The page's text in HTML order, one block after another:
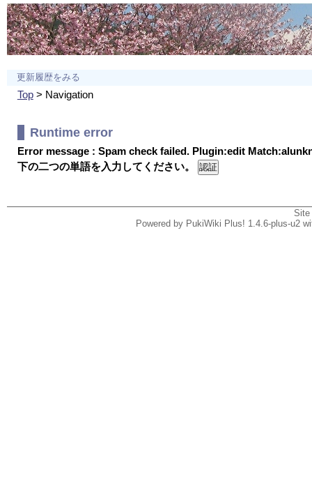
更新履歴をみる
Top> Navigation
Runtime error
Error message : Spam check failed. Plugin:edit
下の二つの単語を入力してください。
Powered by PukiWiki Plus! 1.4.6-plus-u2